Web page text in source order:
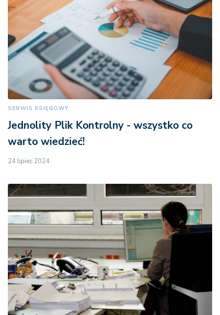
SERWIS KSIĘGOWY
Jednolity Plik Kontrolny - wszystko co
warto wiedzieć!
24 lipiec 2024